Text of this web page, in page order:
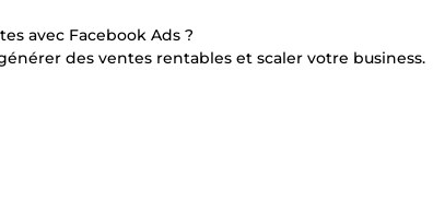
avec Facebook Ads ?
des ventes rentables et scaler votre business.